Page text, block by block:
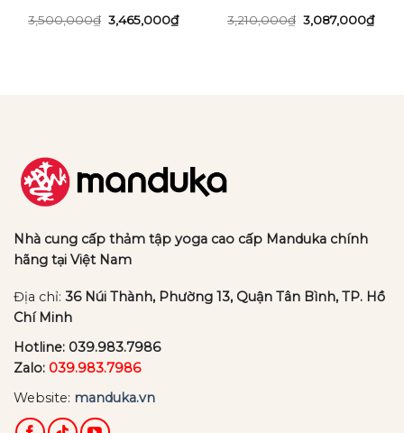
3,500,000₫ Giá
gốc
3,465,000₫Giá
hiện
3,210,000₫ Giá
gốc
3,087,000₫Giá
hiện
Nhà cung cấp thảm tập yoga cao cấp Manduka chính
hãng tại Việt Nam
Địa chỉ: 36 Núi Thành, Phường 13, Quận Tân Bình, TP. Hồ
Chí Minh
Hotline: 039.983.7986
Zalo: 039.983.7986
Website: manduka.vn